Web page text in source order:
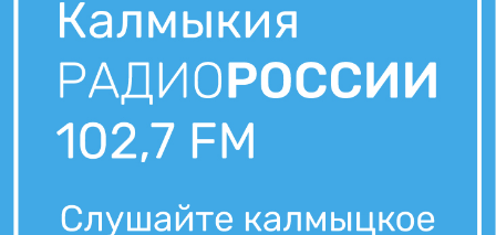
5 августа, 21:00
Вести Калмыкия. Выпуск на канале "Россия 24" от 05.08.2026.